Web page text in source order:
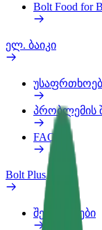
Bolt Food for
ელ. ბაიკი
პრობლემის
FAQ
Bolt Plus
შეღავათები